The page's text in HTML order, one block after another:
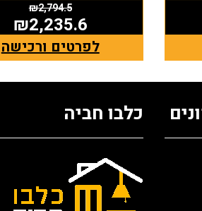
₪2,794.5
₪2,235.6
לפרטים ורכישה
כלבו חביה